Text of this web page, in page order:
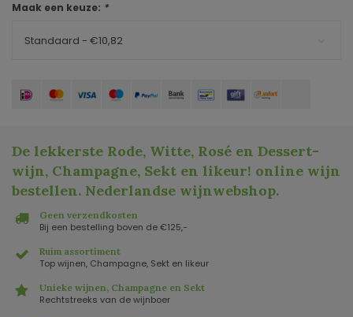
Maak een keuze: *
Standaard - €10,82
De lekkerste Rode, Witte, Rosé en Dessert-
wijn, Champagne, Sekt en likeur! online wijn
bestellen. Nederlandse wijnwebshop.
Geen verzendkosten
Bij een bestelling boven de €125,-
Ruim assortiment
Top wijnen, Champagne, Sekt en likeur
Unieke wijnen, Champagne en Sekt
Rechtstreeks van de wijnboer